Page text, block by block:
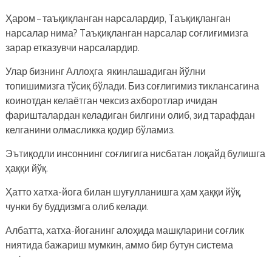
Ҳаром – таъқиқланган нарсалардир, Tаъқиқланган
нарсалар нима? Tаъқиқланган нарсалар соғлиғимизга
зарар етказувчи нарсалардир.
Улар бизнинг Аллоҳга якинлашадиган йўлни
топишимизга тўсиқ бўлади. Биз соғлигимиз тиклансагина
коинотдан келаётган чексиз ахборотлар ичидан
фаришталардан келадиган билгини олиб, зид тарафдан
келганини олмасликка қодир бўламиз.
Эътиқодли инсоннинг соғлигига нисбатан лоқайд булишга
ҳаққи йўқ.
Ҳатто хатха-йога билан шуғулланишга ҳам ҳаққи йўқ,
чунки бу буддизмга олиб келади.
Албатта, хатха-йоганинг алоҳида машқларини соғлик
ниятида бажариш мумкин, аммо бир бутун система